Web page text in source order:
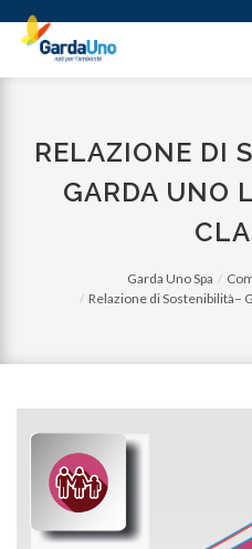
Gardauno
Spa
RELAZIONE DI
GARDA UNO
Garda Uno Spa
Relazione di Sostenibilità–